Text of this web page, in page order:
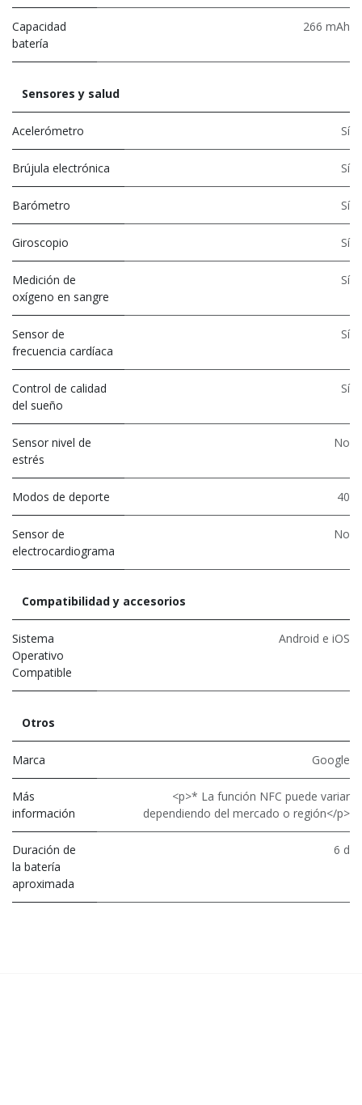
Capacidad
batería
266 mAh
Sensores y salud
Acelerómetro Sí
Brújula electrónica Sí
Barómetro Sí
Giroscopio Sí
Medición de
oxígeno en sangre
Sí
Sensor de
frecuencia cardíaca
Sí
Control de calidad
del sueño
Sí
Sensor nivel de
estrés
No
Modos de deporte 40
Sensor de
electrocardiograma
No
Compatibilidad y accesorios
Sistema
Operativo
Compatible
Android e iOS
Otros
Marca Google
Más
información
<p>* La función NFC puede variar
dependiendo del mercado o región</p>
Duración de
la batería
aproximada
6 d